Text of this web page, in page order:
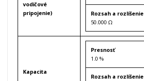
vodičové
pripojenie)
Rozsah a rozlíšenie
50.000 Ω
Kapacita
Presnosť
1.0 %
Rozsah a rozlíšenie